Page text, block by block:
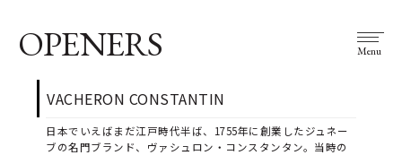
OPENERS Menu
VACHERON CONSTANTIN
日本でいえばまだ江戸時代半ば、1755年に創業したジュネー
ブの名門ブランド、ヴァシュロン・コンスタンタン。当時の